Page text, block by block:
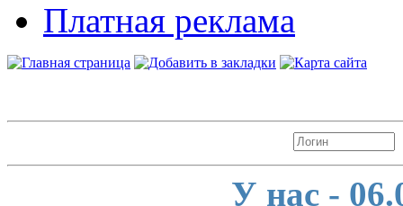
Платная реклама
У нас -